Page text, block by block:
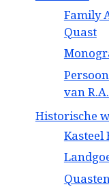
Family
Quast
van
Historische
Kasteel